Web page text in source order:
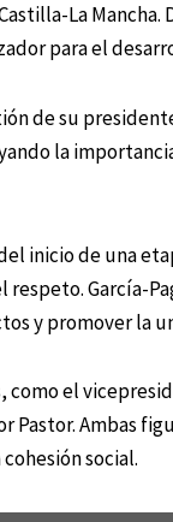
La Mancha.
para el
de su
la
inicio de una
García-
y promover la
como el
Pastor. Ambas
social.